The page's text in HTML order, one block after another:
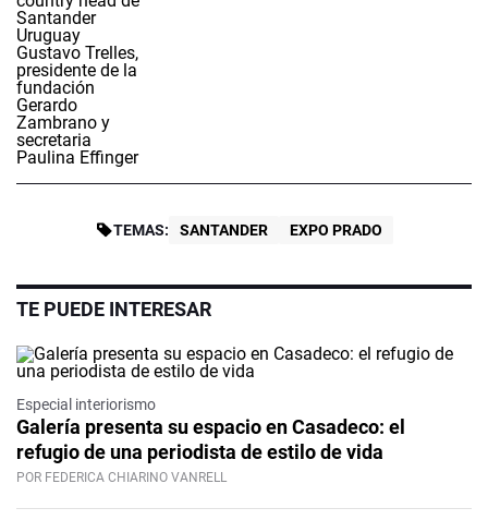
TEMAS: SANTANDER EXPO PRADO
TE PUEDE INTERESAR
Especial interiorismo
Galería presenta su espacio en Casadeco: el
refugio de una periodista de estilo de vida
POR FEDERICA CHIARINO VANRELL